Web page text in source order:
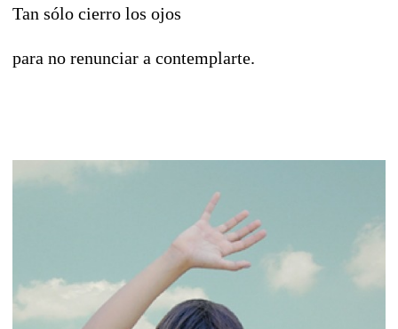
Tan sólo cierro los ojos
para no renunciar a contemplarte.